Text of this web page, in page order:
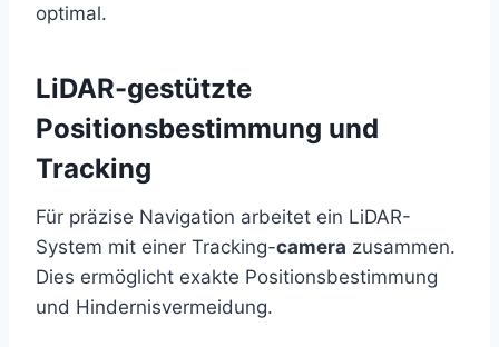
optimal.
LiDAR-gestützte
Positionsbestimmung und
Tracking
Für präzise Navigation arbeitet ein LiDAR-
System mit einer Tracking-camera zusammen.
Dies ermöglicht exakte Positionsbestimmung
und Hindernisvermeidung.